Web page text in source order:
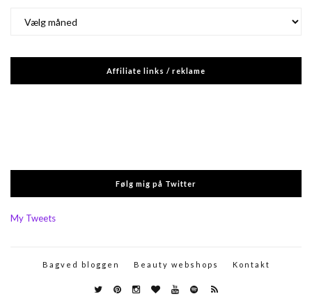
Affiliate links / reklame
Følg mig på Twitter
My Tweets
Bagved bloggen Beauty webshops Kontakt